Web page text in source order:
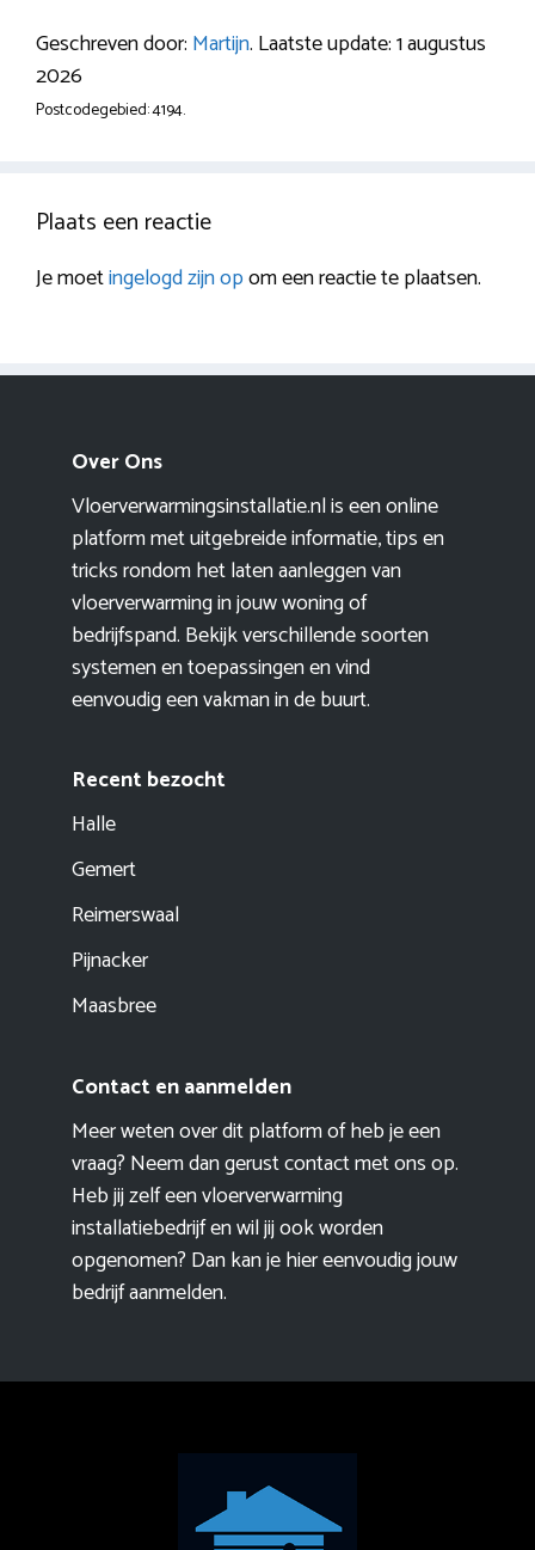
Geschreven door: Martijn. Laatste update: 1 augustus
2026
Postcodegebied: 4194.
Plaats een reactie
Je moetingelogd zijn opom een reactie te plaatsen.
Over Ons
Vloerverwarmingsinstallatie.nl is een online
platform met uitgebreide informatie, tips en
tricks rondom het laten aanleggen van
vloerverwarming in jouw woning of
bedrijfspand. Bekijk verschillende soorten
systemen en toepassingen en vind
eenvoudig een vakman in de buurt.
Recent bezocht
Halle
Gemert
Reimerswaal
Pijnacker
Maasbree
Contact en aanmelden
Meer weten over dit platform of heb je een
vraag? Neem dan gerust contact met ons op.
Heb jij zelf een vloerverwarming
installatiebedrijf en wil jij ook worden
opgenomen? Dan kan je hier eenvoudigjouw
bedrijf aanmelden.